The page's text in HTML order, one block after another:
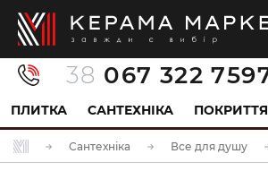
38 067 322
ПЛИТКА САНТЕХНІКА
Сантехніка Все для душу